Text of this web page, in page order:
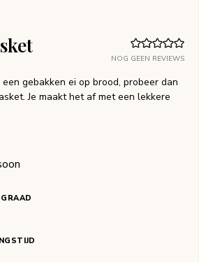
NOG GEEN REVIEWS
gebakken ei op brood, probeer dan
Je maakt het af met een lekkere